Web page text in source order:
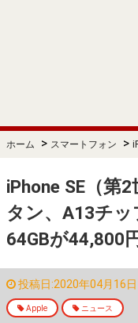
ホーム > スマートフォン >
iPhone SE（第
タン、A13チ
64GBが44,800
投稿日:2020年04月16日
Apple ニュース